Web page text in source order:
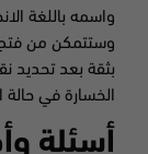
وستتمكن من فتح
بثقة بعد تحديد
الخسارة في
أسئلة